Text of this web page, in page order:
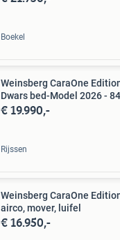
Boekel
Weinsberg CaraOne
Dwars bed-Model 2026 -
€ 19.990,-
Rijssen
Weinsberg CaraOne
airco, mover, luifel
€ 16.950,-